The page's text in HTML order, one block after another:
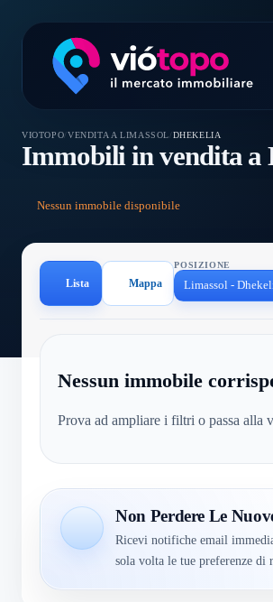
VIOTOPO/VENDITA A LIMASSOL/DHEKELIA
Immobili in vendita a
Nessun immobile disponibile
Lista Mappa
POSIZIONE
Limassol -
Nessun immobile
Prova ad ampliare i filtri o passa alla
Non Perdere Le
Ricevi notifiche email
sola volta le tue preferenze di